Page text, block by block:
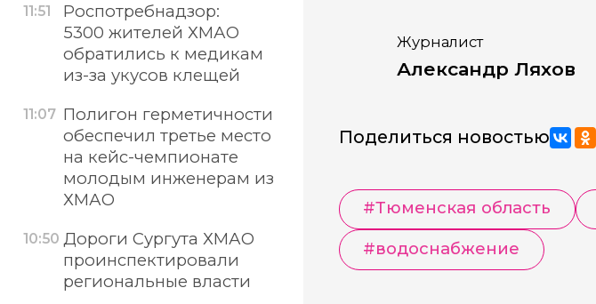
Журналист
Александр Ляхов
Поделиться новостью
#Тюменская область
#водоснабжение
11:51
Роспотребнадзор:
5300 жителей ХМАО
обратились к медикам
из-за укусов клещей
11:07 Полигон герметичности
обеспечил третье место
на кейс-чемпионате
молодым инженерам из
ХМАО
10:50 Дороги Сургута ХМАО
проинспектировали
региональные власти